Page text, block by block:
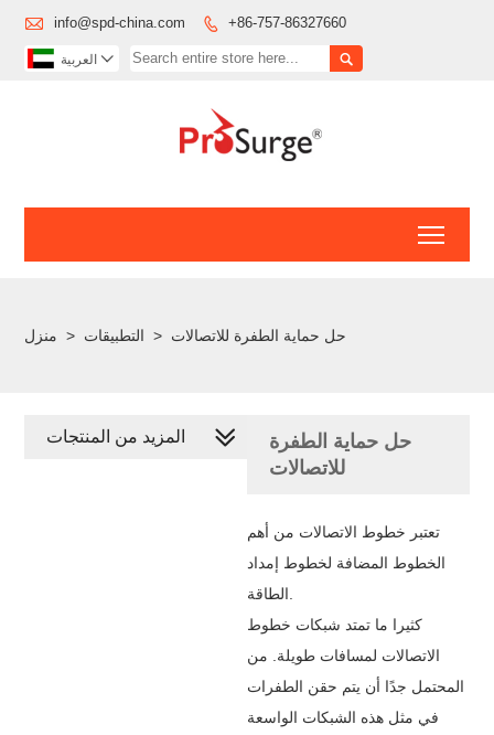
 info@spd-china.com  +86-757-86327660
 العربية 
منزل > التطبيقات > حل حماية الطفرة للاتصالات
حل حماية الطفرة
للاتصالات
تعتبر خطوط الاتصالات من أهم
الخطوط المضافة لخطوط إمداد
كثيرا ما تمتد شبكات خطوط
الاتصالات لمسافات طويلة. من
المحتمل جدًا أن يتم حقن الطفرات
في مثل هذه الشبكات الواسعة
المزيد من المنتجات